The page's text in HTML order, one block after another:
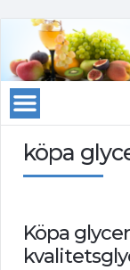
köpa
Köpa